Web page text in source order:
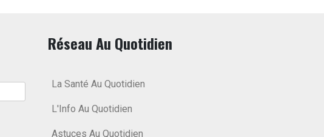
Réseau Au Quotidien
La Santé Au Quotidien
L'Info Au Quotidien
Astuces Au Quotidien